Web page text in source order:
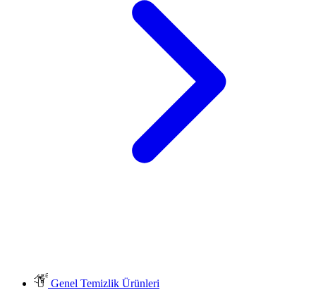
Genel Temizlik Ürünleri